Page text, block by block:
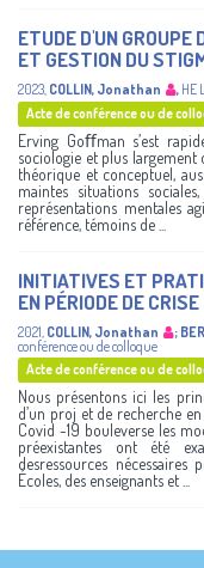
ETUDE D'UN
ET GESTION DU
2023 COLLIN, Jonathan , HE
Acte de conférence ou de
Erving Goﬀman s’est
sociologie et plus largement
théorique et conceptuel,
maintes situations
représentations mentales
référence, témoins de ...
INITIATIVES ET
EN PÉRIODE DE CRISE
2021 COLLIN, Jonathan ;
conférence ou de colloque
Acte de conférence ou de
Nous présentons ici les
d’un proj et de recherche
Covid -19 bouleverse les
préexistantes ont été
desressources
Écoles, des enseignants et ...